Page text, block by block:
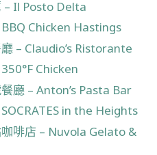
– Il Posto Delta
Chicken Hastings
– Claudio’s Ristorante
Chicken
廳 – Anton’s Pasta Bar
in the Heights
啡店 – Nuvola Gelato &